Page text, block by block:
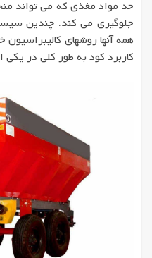
حد مواد مغذی که می تواند
جلوگیری می کند. چندین
همه آنها روشهای
کاربرد کود به طور کلی در